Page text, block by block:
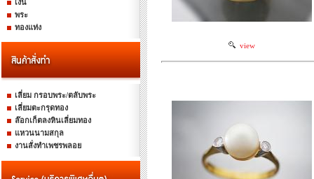
เงิน
พระ
ทองแท่ง
เลี่ยม กรอบพระ/ตลับพระ
เลี่ยมตะกรุดทอง
ล๊อกเก็ตลงหินเลี่ยมทอง
แหวนนามสกุล
งานสั่งทำเพชรพลอย
view